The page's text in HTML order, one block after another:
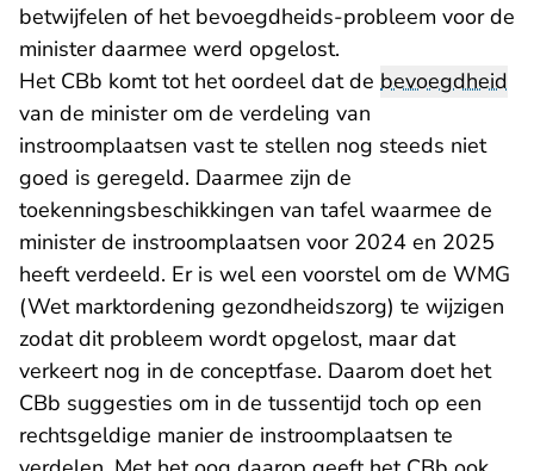
betwijfelen of het bevoegdheids-probleem voor de
minister daarmee werd opgelost.
Het CBb komt tot het oordeel dat de bevoegdheid
van de minister om de verdeling van
instroomplaatsen vast te stellen nog steeds niet
goed is geregeld. Daarmee zijn de
toekenningsbeschikkingen van tafel waarmee de
minister de instroomplaatsen voor 2024 en 2025
heeft verdeeld. Er is wel een voorstel om de WMG
(Wet marktordening gezondheidszorg) te wijzigen
zodat dit probleem wordt opgelost, maar dat
verkeert nog in de conceptfase. Daarom doet het
CBb suggesties om in de tussentijd toch op een
rechtsgeldige manier de instroomplaatsen te